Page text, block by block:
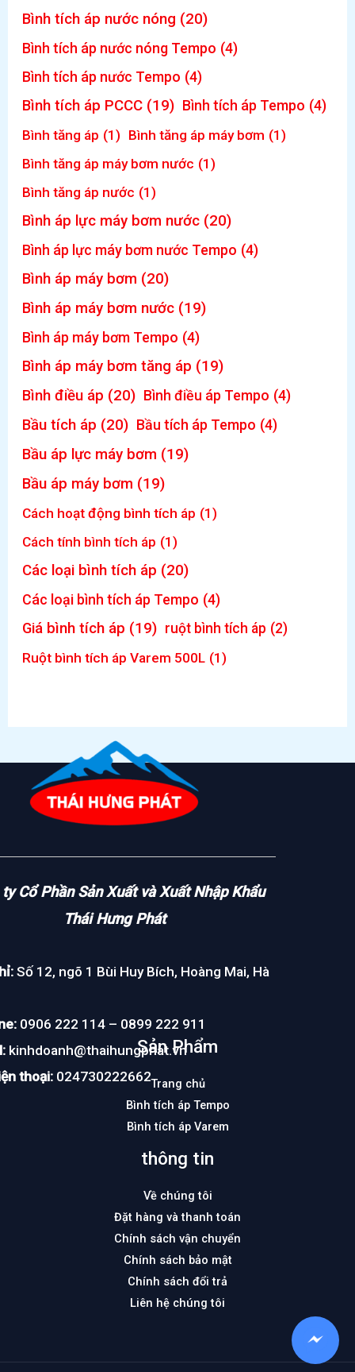
Bình tích áp nước nóng (20)
Bình tích áp nước nóng Tempo (4)
Bình tích áp nước Tempo (4)
Bình tích áp PCCC (19) Bình tích áp Tempo (4)
Bình tăng áp (1) Bình tăng áp máy bơm (1)
Bình tăng áp máy bơm nước (1)
Bình tăng áp nước (1)
Bình áp lực máy bơm nước (20)
Bình áp lực máy bơm nước Tempo (4)
Bình áp máy bơm (20)
Bình áp máy bơm nước (19)
Bình áp máy bơm Tempo (4)
Bình áp máy bơm tăng áp (19)
Bình điều áp (20) Bình điều áp Tempo (4)
Bầu tích áp (20) Bầu tích áp Tempo (4)
Bầu áp lực máy bơm (19)
Bầu áp máy bơm (19)
Cách hoạt động bình tích áp (1)
Cách tính bình tích áp (1)
Các loại bình tích áp (20)
Các loại bình tích áp Tempo (4)
Giá bình tích áp (19) ruột bình tích áp (2)
Ruột bình tích áp Varem 500L (1)
Cổ Phần Sản Xuất và Xuất Nhập Khẩu
Thái Hưng Phát
Số 12, ngõ 1 Bùi Huy Bích, Hoàng Mai, Hà
0906 222 114 – 0899 222 911
kinhdoanh@thaihungphat.vn
thoại: 024730222662
Sản Phẩm
Trang chủ
Bình tích áp Tempo
Bình tích áp Varem
thông tin
Về chúng tôi
Đặt hàng và thanh toán
Chính sách vận chuyển
Chính sách bảo mật
Chính sách đổi trả
Liên hệ chúng tôi